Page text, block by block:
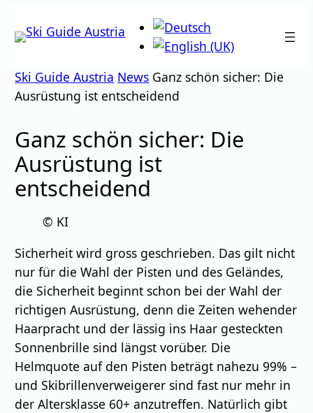
Inhalt
Ski Guide Austria News Ganz schön sicher: Die
Ausrüstung ist entscheidend
Ganz schön sicher: Die
Ausrüstung ist
entscheidend
© KI
Sicherheit wird gross geschrieben. Das gilt nicht
nur für die Wahl der Pisten und des Geländes,
die Sicherheit beginnt schon bei der Wahl der
richtigen Ausrüstung, denn die Zeiten wehender
Haarpracht und der lässig ins Haar gesteckten
Sonnenbrille sind längst vorüber. Die
Helmquote auf den Pisten beträgt nahezu 99% –
und Skibrillenverweigerer sind fast nur mehr in
der Altersklasse 60+ anzutreffen. Natürlich gibt